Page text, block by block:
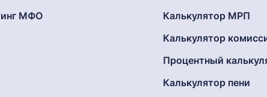
МФО
Калькулятор МРП
Калькулятор
Процентный
Калькулятор пени